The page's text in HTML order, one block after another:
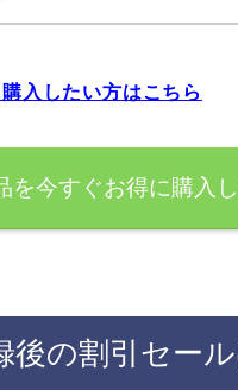
入したい方はこちら
を今すぐお得に購入
後の割引セー